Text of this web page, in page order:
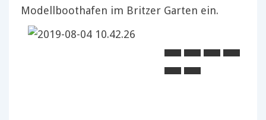
Modellboothafen im Britzer Garten ein.